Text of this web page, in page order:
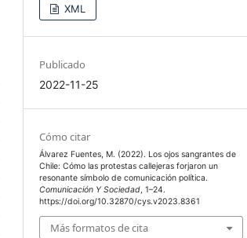
XML
Publicado
2022-11-25
Cómo citar
Álvarez Fuentes, M. (2022). Los ojos sangrantes de
Chile: Cómo las protestas callejeras forjaron un
resonante símbolo de comunicación política.
Comunicación Y Sociedad, 1–24.
https://doi.org/10.32870/cys.v2023.8361
Más formatos de cita